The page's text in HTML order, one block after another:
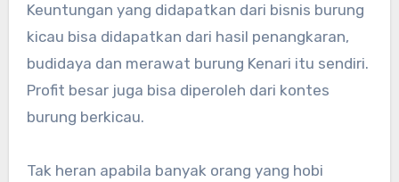
Keuntungan yang didapatkan dari bisnis burung
kicau bisa didapatkan dari hasil penangkaran,
budidaya dan merawat burung Kenari itu sendiri.
Profit besar juga bisa diperoleh dari kontes
burung berkicau.
Tak heran apabila banyak orang yang hobi